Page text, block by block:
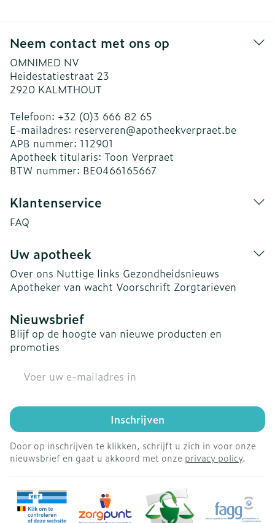
Neem contact met ons op
OMNIMED NV
Heidestatiestraat 23
2920 KALMTHOUT
Telefoon: +32 (0)3 666 82 65
E-mailadres: reserveren@apotheekverpraet.be
APB nummer: 112901
Apotheek titularis: Toon Verpraet
BTW nummer: BE0466165667
Klantenservice
FAQ
Uw apotheek
Over ons Nuttige links Gezondheidsnieuws
Apotheker van wacht Voorschrift Zorgtarieven
Nieuwsbrief
Blijf op de hoogte van nieuwe producten en
promoties
Inschrijven
Door op inschrijven te klikken, schrijft u zich in voor onze
nieuwsbrief en gaat u akkoord met onze privacy policy.